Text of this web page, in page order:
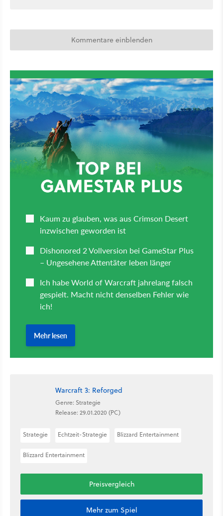
Kommentare einblenden
Warcraft 3: Reforged
Genre: Strategie
Release: 29.01.2020 (PC)
Strategie Echtzeit-Strategie Blizzard Entertainment
Blizzard Entertainment
Preisvergleich
Mehr zum Spiel